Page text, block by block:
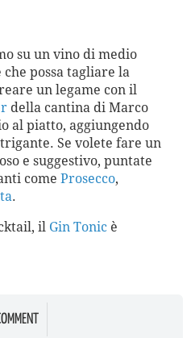
su un vino di medio
possa tagliare la
un legame con il
della cantina di Marco
al piatto, aggiungendo
Se volete fare un
e suggestivo, puntate
come Prosecco,
.
il Gin Tonic è